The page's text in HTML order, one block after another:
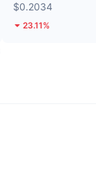
$0.2034
23.11%